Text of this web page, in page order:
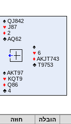
♠QJ842
♥ J87
♦ 2
♣AQ62
♠
♥ 6
♦ AKJT743
♣T9753
♠AKT97
♥ KQT9
♦ Q86
♣4
הובלה חוזה